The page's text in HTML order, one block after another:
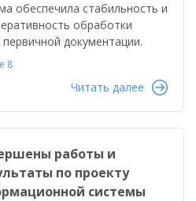
обеспечила стабильность и
обработки
документации.
8
Читать далее
работы и
по проекту
системы